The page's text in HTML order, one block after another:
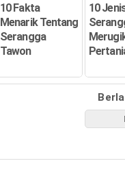
10 Fakta
Menarik Tentang
Serangga
Tawon
10